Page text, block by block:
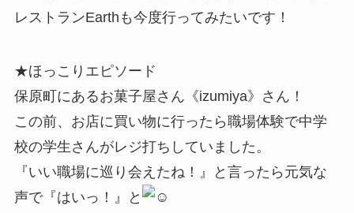
レストランEarthも今度行ってみたいです！
★ほっこりエピソード
保原町にあるお菓子屋さん《izumiya》さん！
この前、お店に買い物に行ったら職場体験で中学
校の学生さんがレジ打ちしていました。
『いい職場に巡り会えたね！』と言ったら元気な
声で『はいっ！』と